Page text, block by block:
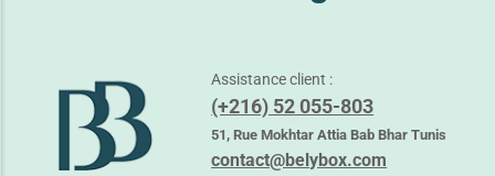
Assistance client :
(+216) 52 055-803
51, Rue Mokhtar Attia Bab Bhar Tunis
contact@belybox.com